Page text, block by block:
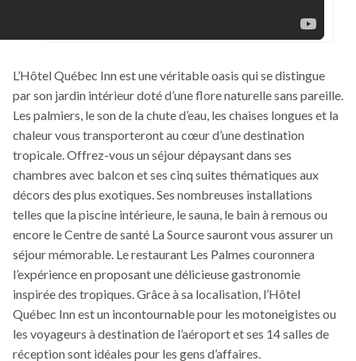
L’Hôtel Québec Inn est une véritable oasis qui se distingue
par son jardin intérieur doté d’une flore naturelle sans pareille.
Les palmiers, le son de la chute d’eau, les chaises longues et la
chaleur vous transporteront au cœur d’une destination
tropicale. Offrez-vous un séjour dépaysant dans ses
chambres avec balcon et ses cinq suites thématiques aux
décors des plus exotiques. Ses nombreuses installations
telles que la piscine intérieure, le sauna, le bain à remous ou
encore le Centre de santé La Source sauront vous assurer un
séjour mémorable. Le restaurant Les Palmes couronnera
l’expérience en proposant une délicieuse gastronomie
inspirée des tropiques. Grâce à sa localisation, l’Hôtel
Québec Inn est un incontournable pour les motoneigistes ou
les voyageurs à destination de l’aéroport et ses 14 salles de
réception sont idéales pour les gens d’affaires.